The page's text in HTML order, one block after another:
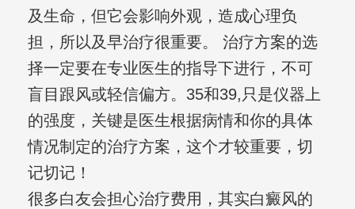
及生命，但它会影响外观，造成心理负
担，所以及早治疗很重要。 治疗方案的选
择一定要在专业医生的指导下进行，不可
盲目跟风或轻信偏方。35和39,只是仪器上
的强度，关键是医生根据病情和你的具体
情况制定的治疗方案，这个才较重要，切
记切记！
很多白友会担心治疗费用，其实白癜风的